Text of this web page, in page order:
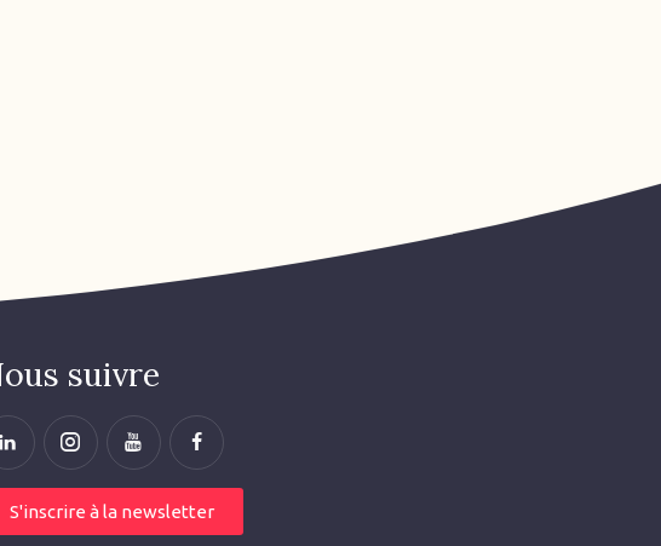
suivre
S'inscrire à la newsletter